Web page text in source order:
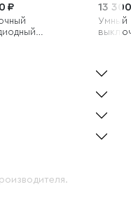
₽ 13
Умный